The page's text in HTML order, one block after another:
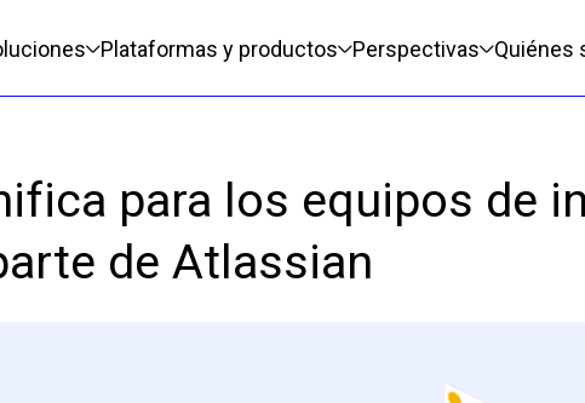
Plataformas y productos Perspectivas Quiénes
para los equipos de
de Atlassian